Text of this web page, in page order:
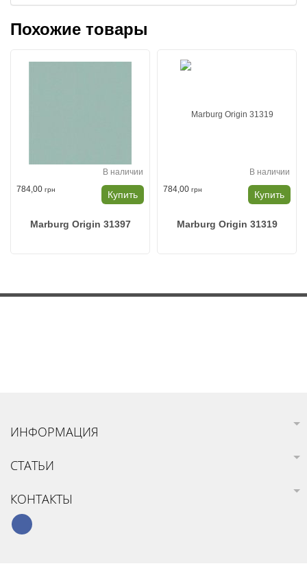
Похожие товары
В наличии
784,00 грн Купить
Marburg Origin 31397
В наличии
784,00 грн Купить
Marburg Origin 31319
ИНФОРМАЦИЯ
СТАТЬИ
КОНТАКТЫ